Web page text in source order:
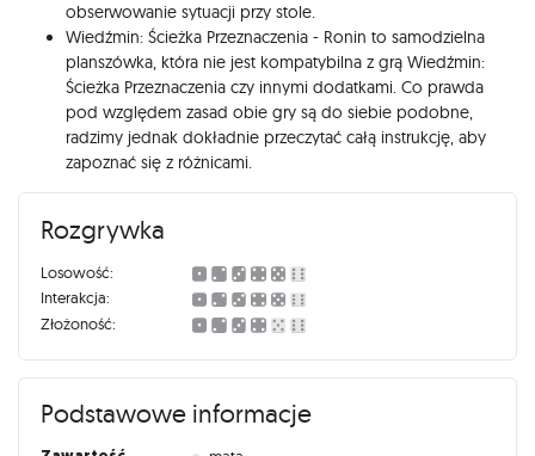
obserwowanie sytuacji przy stole.
Wiedźmin: Ścieżka Przeznaczenia - Ronin to samodzielna
planszówka, która nie jest kompatybilna z grą Wiedźmin:
Ścieżka Przeznaczenia czy innymi dodatkami. Co prawda
pod względem zasad obie gry są do siebie podobne,
radzimy jednak dokładnie przeczytać całą instrukcję, aby
zapoznać się z różnicami.
Rozgrywka
Losowość:
Interakcja:
Złożoność:
Podstawowe informacje